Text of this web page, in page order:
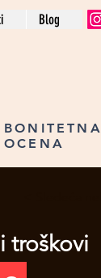
Blog
BONITETNA
OCENA
troškovi